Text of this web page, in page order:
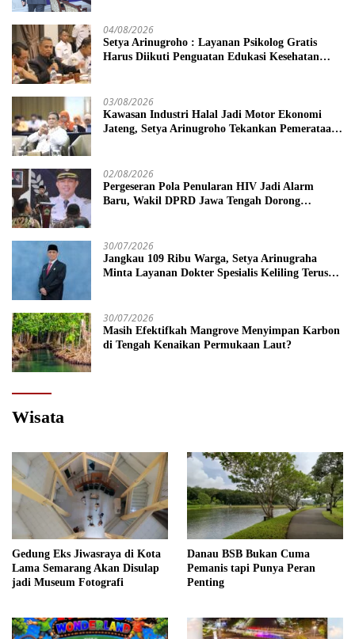
04/08/2026
Setya Arinugroho : Layanan Psikolog Gratis
Harus Diikuti Penguatan Edukasi Kesehatan
03/08/2026
Kawasan Industri Halal Jadi Motor Ekonomi
Jateng, Setya Arinugroho Tekankan Pemerataan
02/08/2026
Pergeseran Pola Penularan HIV Jadi Alarm
Baru, Wakil DPRD Jawa Tengah Dorong
30/07/2026
Jangkau 109 Ribu Warga, Setya Arinugraha
Minta Layanan Dokter Spesialis Keliling Terus
30/07/2026
Masih Efektifkah Mangrove Menyimpan Karbon
di Tengah Kenaikan Permukaan Laut?
Wisata
Gedung Eks Jiwasraya di Kota
Lama Semarang Akan Disulap
jadi Museum Fotografi
Danau BSB Bukan Cuma
Pemanis tapi Punya Peran
Penting